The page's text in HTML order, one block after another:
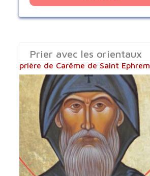
Prier avec les orientaux
prière de Carême de Saint Ephrem